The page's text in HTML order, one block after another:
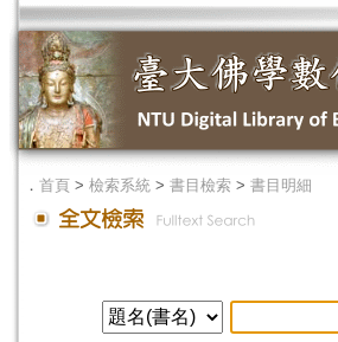
． 首頁 > 檢索系統 > 書目檢索 > 書目明細